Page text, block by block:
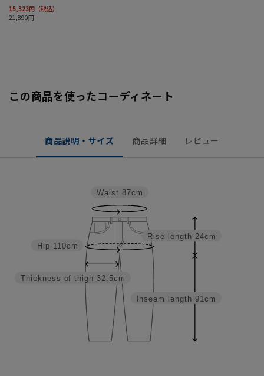
この商品を使ったコーディネート
商品説明・サイズ 商品詳細 レビュー
Inseam length 91cm
Rise length 24cm
Thickness of thigh 32.5cm
Hip 110cm
Waist 87cm